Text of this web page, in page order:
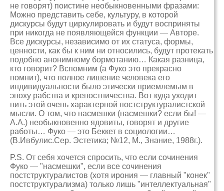
не говорят) поистине необыкновенными фразами:
Можно представить себе, культуру, в которой
дискурсы будут циркулировать и будут восприняты
при никогда не появляющейся функции — Авторе.
Все дискурсы, независимо от их статуса, формы,
ценности, как бы к ним ни относились, будут протекать
подобно анонимному бормотанию… Какая разница,
кто говорит? Вспомним (а Фуко это прекрасно
помнит), что полное лишение человека его
индивидуальности было этически приемлемым в
эпоху рабства и крепостничества. Вот куда уходит
нить этой очень характерной постструктуралистской
мысли. О том, что насмешки (насмешки? если бы! —
А.А.) необыкновенно ядовиты, говорят и другие
работы… Фуко — это Беккет в социологии…
(В.Ивбулис.Сер. Эстетика; №12, М., Знание, 1988г.).
P.S. От себя хочется спросить, что если сочинения
Фуко — "насмешки", если все сочинения
постструктуралистов (хотя ирония — главный "конек"
постструктурализма) только лишь "интеллектуальная"